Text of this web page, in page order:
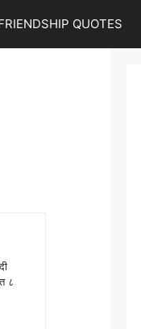
QUOTES
८